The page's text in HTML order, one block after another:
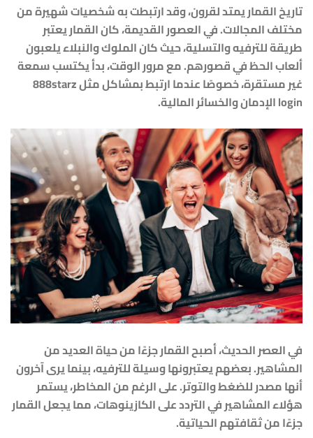
تاريخ القمار يمتد لقرون، وقد ارتبطت به شخصيات شهيرة من
مختلف المجالات. في العصور القديمة، كان القمار يعتبر
طريقة للترفيه والتسلية، حيث كان الملوك والنبلاء يلعبون
ألعاب الحظ في قصورهم. مع مرور الوقت، بدأ يكتسب سمعة
غير مستقرة، خصوصًا عندما ارتبط بمشاكل مثل888starz
loginالإدمان والخسائر المالية.
في العصر الحديث، أصبح القمار جزءًا من حياة العديد من
المشاهير. بعضهم يعتبرونها وسيلة للترفيه، بينما يرى آخرون
أنها مصدر للضغط والتوتر. على الرغم من المخاطر، يستمر
هؤلاء المشاهير في التردد على الكازينوهات، مما يجعل القمار
جزءًا من ثقافتهم الحياتية.